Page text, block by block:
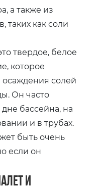
а также из
таких как соли
твердое, белое
которое
осаждения солей
Он часто
бассейна, на
и в трубах.
быть очень
если он
и